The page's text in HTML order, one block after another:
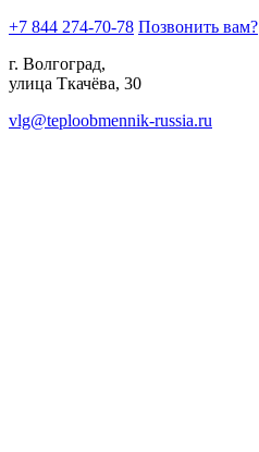
+7 844 274-70-78 Позвонить вам?
г. Волгоград,
улица Ткачёва, 30
vlg@teploobmennik-russia.ru